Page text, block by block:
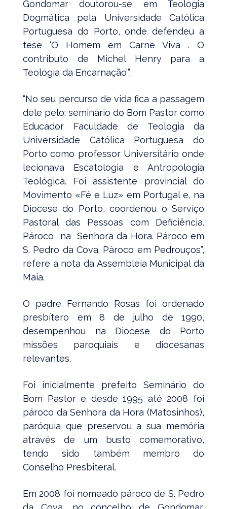
Gondomar doutorou-se em Teologia
Dogmática pela Universidade Católica
Portuguesa do Porto, onde defendeu a
tese ‘O Homem em Carne Viva . O
contributo de Michel Henry para a
Teologia da Encarnação’”.
“No seu percurso de vida fica a passagem
dele pelo: seminário do Bom Pastor como
Educador Faculdade de Teologia da
Universidade Católica Portuguesa do
Porto como professor Universitário onde
lecionava Escatologia e Antropologia
Teológica. Foi assistente provincial do
Movimento «Fé e Luz» em Portugal e, na
Diocese do Porto, coordenou o Serviço
Pastoral das Pessoas com Deficiência.
Pároco na Senhora da Hora. Pároco em
S. Pedro da Cova. Pároco em Pedrouços”,
refere a nota da Assembleia Municipal da
Maia.
O padre Fernando Rosas foi ordenado
presbítero em 8 de julho de 1990,
desempenhou na Diocese do Porto
missões paroquiais e diocesanas
relevantes.
Foi inicialmente prefeito Seminário do
Bom Pastor e desde 1995 até 2008 foi
pároco da Senhora da Hora (Matosinhos),
paróquia que preservou a sua memória
através de um busto comemorativo,
tendo sido também membro do
Conselho Presbiteral.
Em 2008 foi nomeado pároco de S. Pedro